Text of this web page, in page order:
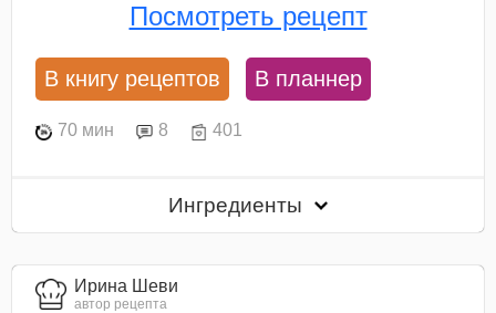
Посмотреть рецепт
В книгу рецептов В планнер
70 мин 8 401
Ингредиенты
Ирина Шеви
автор рецепта